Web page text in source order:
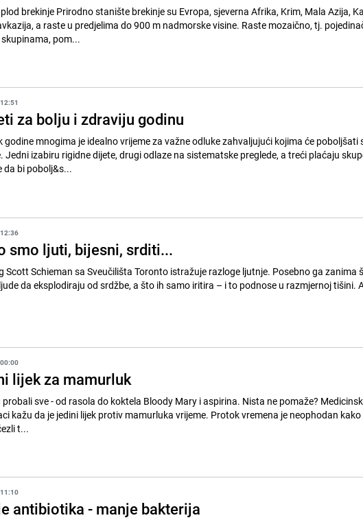
su Evropa, sjeverna Afrika, Krim, Mala Azija, Kavkaz i
visine. Raste mozaično, tj. pojedinačno ili u
pom...
za bolju i zdraviju godinu
godine mnogima je idealno vrijeme za važne odluke zahvaljujući kojima će poboljšati
Jedni izabiru rigidne dijete, drugi odlaze na sistematske preglede, a treći plaćaju
da bi pobolj&s...
smo ljuti, bijesni, srditi...
Scott Schieman sa Sveučilišta Toronto istražuje razloge ljutnje. Posebno ga zanima
da eksplodiraju od srdžbe, a što ih samo iritira – i to podnose u razmjernoj tišini.
lijek za mamurluk
sve - od rasola do koktela Bloody Mary i aspirina. Nista ne pomaže? Medicinski
kažu da je jedini lijek protiv mamurluka vrijeme. Protok vremena je neophodan kako
t...
antibiotika - manje bakterija